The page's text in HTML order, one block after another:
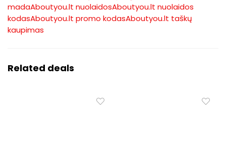
madaAboutyou.lt nuolaidosAboutyou.lt nuolaidos
kodasAboutyou.lt promo kodasAboutyou.lt taškų
kaupimas
Related deals